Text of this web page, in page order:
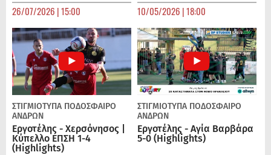
26/07/2026 | 15:00 10/05/2026 | 18:00
ΣΤΙΓΜΙΟΤΥΠΑ ΠΟΔΌΣΦΑΙΡΟ
ΑΝΔΡΏΝ
Εργοτέλης - Χερσόνησος |
Κύπελλο ΕΠΣΗ 1-4
(Highlights)
ΣΤΙΓΜΙΟΤΥΠΑ ΠΟΔΌΣΦΑΙΡΟ
ΑΝΔΡΏΝ
Εργοτέλης - Αγία Βαρβάρα
5-0 (Highlights)